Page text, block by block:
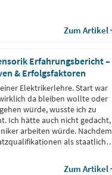
Zum Artikel
Erfahrungsbericht –
& Erfolgsfaktoren
Elektrikerlehre. Start war
da bleiben wollte oder
würde, wusste ich zu
Ich hätte auch nicht gedacht,
arbeiten würde. Nachdem
als staatlich
Sensortechnik gewechselt.
Zum Artikel